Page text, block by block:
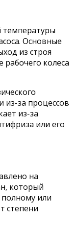
Основные
из строя
колеса
из-за процессов
из-за
или его
на
который
или
степени